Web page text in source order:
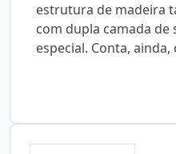
estrutura de madeira
com dupla camada de
especial. Conta,